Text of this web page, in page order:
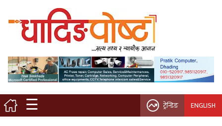
☰
मुख्य पृष्ठ
स्थानीय समाचार
विचार / ब्लग
नगर/गाउँ पालिका
ट्रेन्डिङ ENGLISH